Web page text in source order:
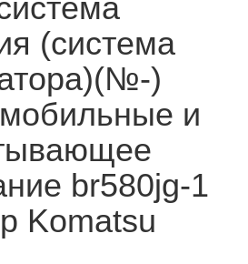
(система
)
и
br580jg-1
Komatsu